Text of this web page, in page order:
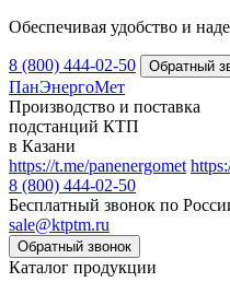
Обеспечивая удобство и
8 (800) 444-02-50
ПанЭнергоМет
Производство и поставка
подстанций КТП
в Казани
https://t.me/panenergomet
8 (800) 444-02-50
Бесплатный звонок по
sale@ktptm.ru
Каталог продукции